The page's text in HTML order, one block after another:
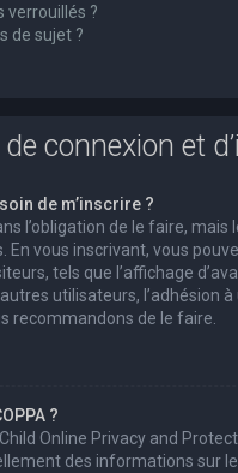
verrouillés ?
de sujet ?
connexion et
de m’inscrire ?
l’obligation de le faire,
En vous inscrivant, vous
tels que l’affichage
utilisateurs, l’adhésion
recommandons de le faire.
?
Child Online Privacy and
des informations sur